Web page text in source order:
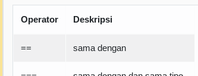
Operator Deskripsi
== sama dengan